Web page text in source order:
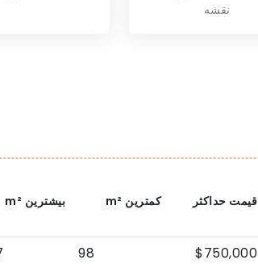
نقشه
قیمت حداکثر کمترین بیشترین
$750,000
98